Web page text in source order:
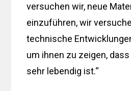
versuchen wir, neue
einzuführen, wir
technische
um ihnen zu zeigen,
sehr lebendig ist.“